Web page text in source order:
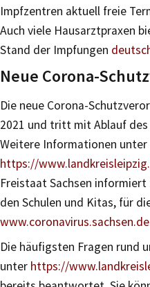
Impfzentren aktuell freie
Auch viele Hausarztpraxen
Stand der Impfungen
Neue Corona-
Die neue Corona-
2021 und tritt mit Ablauf des
Weitere Informationen unter
https://
Freistaat Sachsen
den Schulen und Kitas, für
www.coronavirus.sachsen.de
Die häufigsten Fragen rund
unter https://